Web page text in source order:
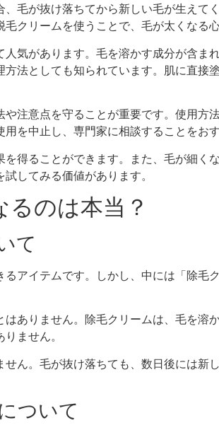
毛が抜け落ちてから新しい毛が生え
クリームを使うことで、毛が太くなる心
気があります。毛を溶かす成分が含ま
法としても知られています。肌に直
注意点を守ることが重要です。使用方
を中止し、専門家に相談することをおす
得ることができます。また、毛が細
してみる価値があります。
のは本当？
て
アイテムです。しかし、中には「除毛
ありません。除毛クリームは、毛を溶
ません。
ん。毛が抜け落ちても、数日後には
ついて